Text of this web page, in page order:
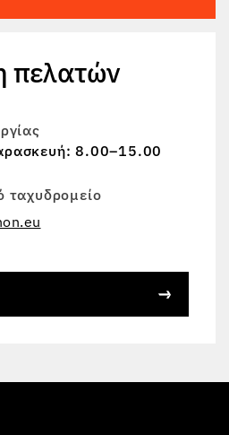
πελατών
8.00–15.00
ταχυδρομείο